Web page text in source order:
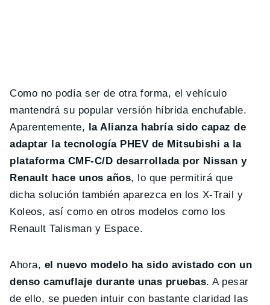
Como no podía ser de otra forma, el vehículo
mantendrá su popular versión híbrida enchufable.
Aparentemente, la Alianza habría sido capaz de
adaptar la tecnología PHEV de Mitsubishi a la
plataforma CMF-C/D desarrollada por Nissan y
Renault hace unos años, lo que permitirá que
dicha solución también aparezca en los X-Trail y
Koleos, así como en otros modelos como los
Renault Talisman y Espace.
Ahora, el nuevo modelo ha sido avistado con un
denso camuflaje durante unas pruebas. A pesar
de ello, se pueden intuir con bastante claridad las